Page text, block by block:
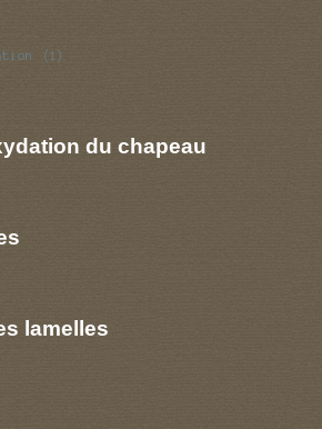
(1)
du chapeau
lamelles